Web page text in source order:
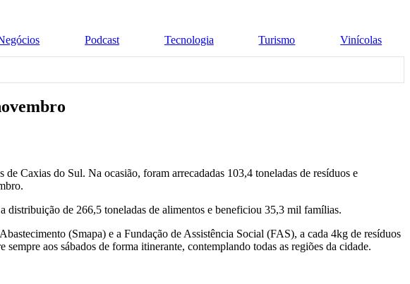
Podcast Tecnologia Turismo
Vinícolas
Caxias do Sul. Na ocasião, foram arrecadadas 103,4 toneladas de resíduos e
distribuição de 266,5 toneladas de alimentos e beneficiou 35,3 mil famílias.
(Smapa) e a Fundação de Assistência Social (FAS), a cada 4kg de resíduos
aos sábados de forma itinerante, contemplando todas as regiões da cidade.